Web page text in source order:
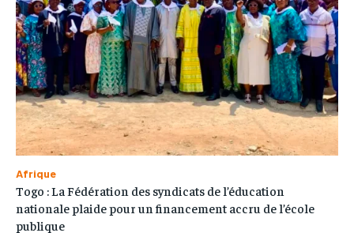
Afrique
Togo : La Fédération des syndicats de l’éducation
nationale plaide pour un financement accru de l’école
publique